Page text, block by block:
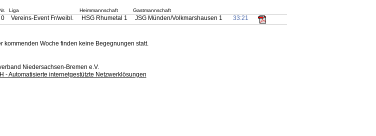
Liga Heimmannschaft Gastmannschaft
0 Vereins-Event Fr/weibl. HSG Rhumetal 1 JSG Münden/Volkmarshausen 1 33:21
kommenden Woche finden keine Begegnungen statt.
Niedersachsen-Bremen e.V.
- Automatisierte internetgestützte Netzwerklösungen